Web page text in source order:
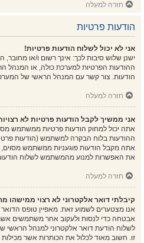
חזרה למעלה
הודעות פרטיות
אני לא יכול לשלוח הודעות פרטיות!
ישנן שלוש סיבות לכך: אינך רשום ו/או
ההודעות הפרטיות למערכת כולה, או
הודעות. צור קשר עם המנהל הראשי של
חזרה למעלה
אני ממשיך לקבל הודעות פרטיות לא
אתה יכול למחוק הודעות פרטיות ממשתמש
ההודעות בלוח הבקרה למשתמש (הודעות
אתה מקבל הודעות פוגעניות ממשתמש מסוים,
את האפשרות למנוע מהמשתמש לשלוח
חזרה למעלה
קיבלתי דואר אלקטרוני לא רצוי ממישהו
אנו מצטערים לשמוע זאת. מאפיין טופס
אבטחה כדי לנסות ולעקוב אחר משתמשים
לשלוח הודעת דואר אלקטרוני למנהל
זו. חשוב מאוד לכלול את הכותרות אשר